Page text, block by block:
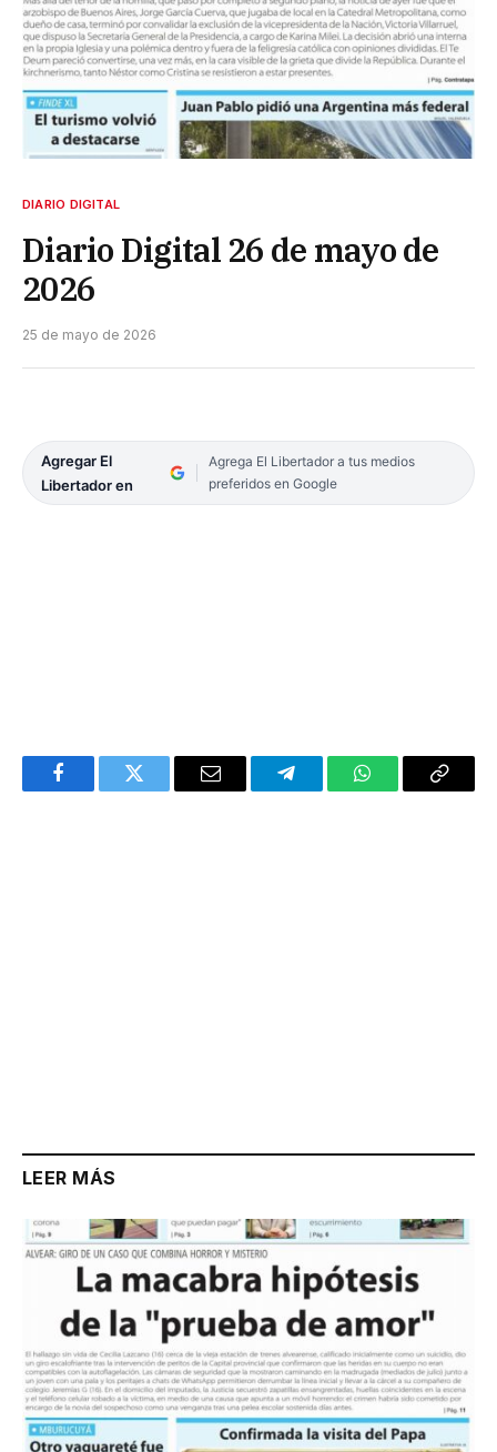
DIARIO DIGITAL
Diario Digital 26 de mayo de
2026
25 de mayo de 2026
Agregar El
Libertador en
Agrega El Libertador a tus medios
preferidos en Google
FacebookTwitter Email TelegramWhatsAppCopy
LEER MÁS